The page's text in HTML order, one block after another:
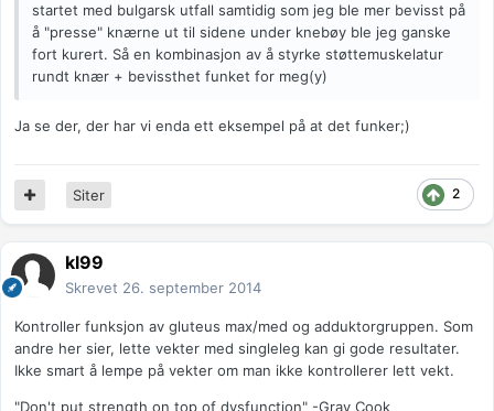
startet med bulgarsk utfall samtidig som jeg ble mer bevisst på
å "presse" knærne ut til sidene under knebøy ble jeg ganske
fort kurert. Så en kombinasjon av å styrke støttemuskelatur
rundt knær + bevissthet funket for meg(y)
Ja se der, der har vi enda ett eksempel på at det funker;)
2
Siter
kl99
Skrevet 26. september 2014
Kontroller funksjon av gluteus max/med og adduktorgruppen. Som
andre her sier, lette vekter med singleleg kan gi gode resultater.
Ikke smart å lempe på vekter om man ikke kontrollerer lett vekt.
"Don't put strength on top of dysfunction" -Gray Cook